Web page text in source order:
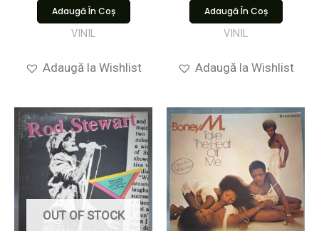
Adaugă În Coș
VINIL
Adaugă la Wishlist
Adaugă În Coș
VINIL
Adaugă la Wishlist
OUT OF STOCK